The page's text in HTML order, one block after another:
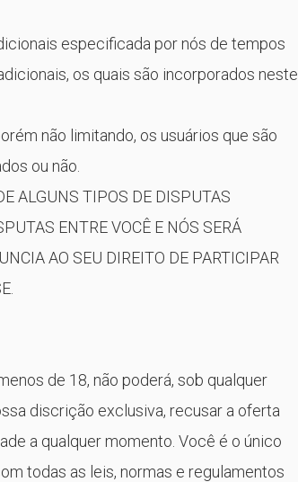
especificada por nós de tempos
os quais são incorporados neste
não limitando, os usuários que são
ou não.
ALGUNS TIPOS DE DISPUTAS
ENTRE VOCÊ E NÓS SERÁ
AO SEU DIREITO DE PARTICIPAR
de 18, não poderá, sob qualquer
discrição exclusiva, recusar a oferta
a qualquer momento. Você é o único
todas as leis, normas e regulamentos